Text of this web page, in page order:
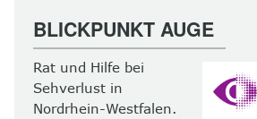
BLICKPUNKT AUGE
Rat und Hilfe bei
Sehverlust in
Nordrhein-Westfalen.